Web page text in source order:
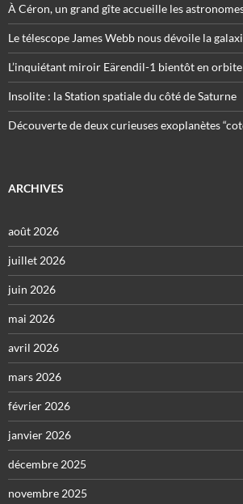
À Céron, un grand gîte accueille les
Le télescope James Webb nous dévoile la
L’inquiétant miroir Eärendil-1 bientôt en orbite
Insolite : la Station spatiale du côté de Saturne
Découverte de deux curieuses exoplanètes
ARCHIVES
août 2026
juillet 2026
juin 2026
mai 2026
avril 2026
mars 2026
février 2026
janvier 2026
décembre 2025
novembre 2025